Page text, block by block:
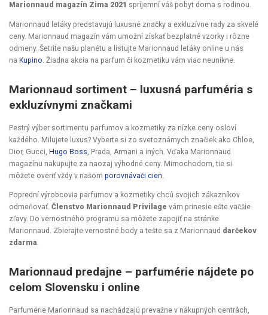
Marionnaud magazín Zima 2021 spríjemní váš pobyt doma s rodinou.
Marionnaud letáky predstavujú luxusné značky a exkluzívne rady za skvelé
ceny. Marionnaud magazín vám umožní získať bezplatné vzorky i rôzne
odmeny. Šetrite našu planétu a listujte Marionnaud letáky online u nás
na Kupino. Žiadna akcia na parfum či kozmetiku vám viac neunikne.
Marionnaud sortiment – luxusná parfuméria s
exkluzívnymi značkami
Pestrý výber sortimentu parfumov a kozmetiky za nízke ceny osloví
každého. Milujete luxus? Vyberte si zo svetoznámych značiek ako Chloe,
Dior, Gucci, Hugo Boss , Prada, Armani a iných. Vďaka Marionnaud
magazínu nakupujte za naozaj výhodné ceny. Mimochodom, tie si
môžete overiť vždy v našom porovnávači cien
Poprední výrobcovia parfumov a kozmetiky chcú svojich zákazníkov
odmeňovať. Členstvo Marionnaud Privilage vám prinesie ešte väčšie
zľavy. Do vernostného programu sa môžete zapojiť na stránke
Marionnaud . Zbierajte vernostné body a tešte sa z Marionnaud darčekov
zdarma.
Marionnaud predajne – parfumérie nájdete po
celom Slovensku i online
Parfumérie Marionnaud sa nachádzajú prevažne v nákupných centrách,